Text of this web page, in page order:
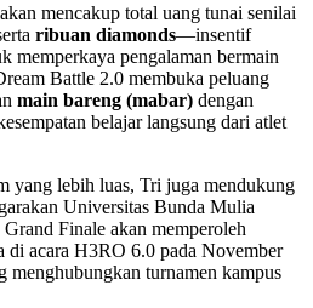
mencakup total uang tunai senilai
ribuan diamonds—insentif
memperkaya pengalaman bermain
Battle 2.0 membuka peluang
main bareng (mabar) dengan
belajar langsung dari atlet
yang lebih luas, Tri juga mendukung
Universitas Bunda Mulia
Finale akan memperoleh
di acara H3RO 6.0 pada November
turnamen kampus